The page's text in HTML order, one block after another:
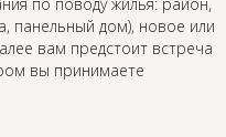
панельный дом), новое или
вам предстоит встреча
вы принимаете